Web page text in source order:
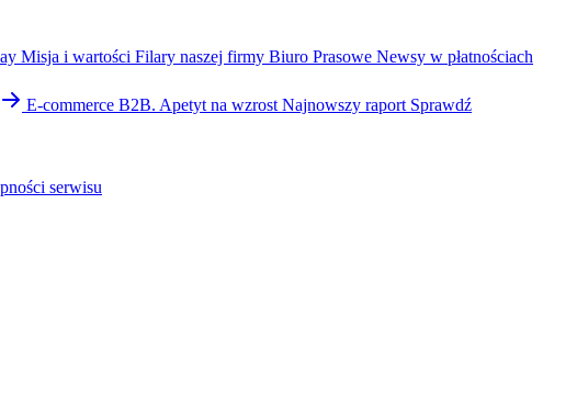
Misja i wartości Filary naszej firmy Biuro Prasowe Newsy w płatnościach
E-commerce B2B. Apetyt na wzrost Najnowszy raport Sprawdź
serwisu